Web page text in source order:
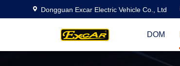
Dongguan Excar Electric Vehicle Co., Ltd
DOM